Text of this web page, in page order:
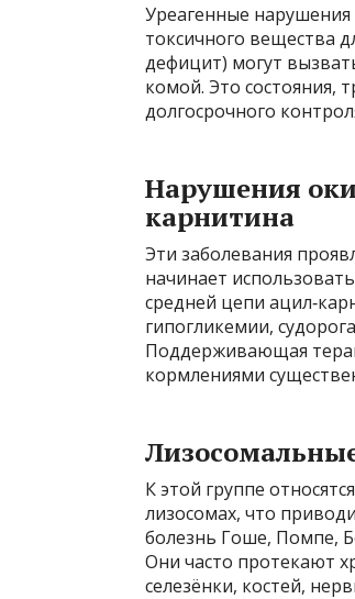
Уреагенные
токсичного вещества
дефицит) могут
комой. Это
долгосрочного
Нарушения
карнитина
Эти заболевания
начинает
средней цепи
гипогликемии,
Поддерживающая
кормлениями
К этой группе
лизосомах, что
болезнь Гоше, Помпе,
Они часто протекают
селезёнки, костей,